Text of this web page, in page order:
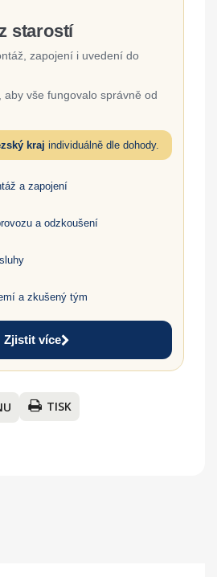
starostí
zapojení i uvedení do
vše fungovalo správně od
kraj individuálně dle dohody.
a zapojení
a odzkoušení
a zkušený tým
Zjistit více
TISK